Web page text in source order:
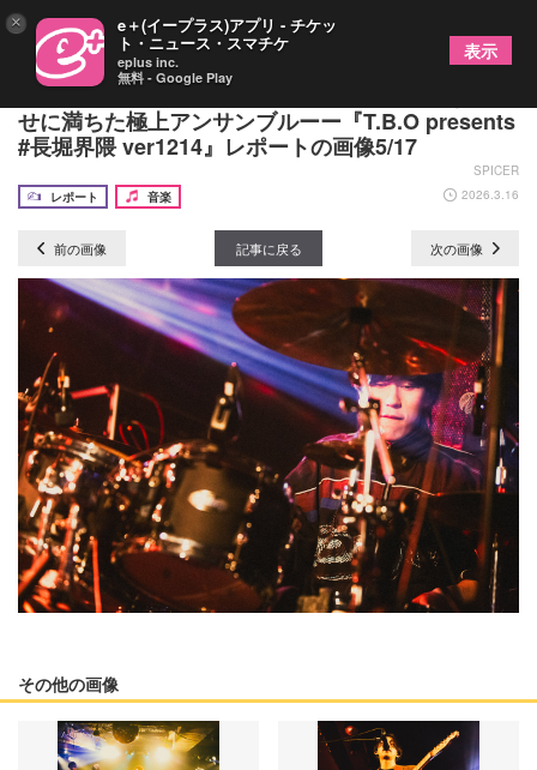
TiDE、和久井沙良、SUKISHAが奏でた、驚きと幸
せに満ちた極上アンサンブルーー『T.B.O presents
#長堀界隈 ver1214』レポートの画像5/17
SPICER
レポート
音楽 2026.3.16
前の画像 記事に戻る 次の画像
その他の画像
× e＋(イープラス)アプリ - チケッ
ト・ニュース・スマチケ
eplus inc.
無料 - Google Play
表示